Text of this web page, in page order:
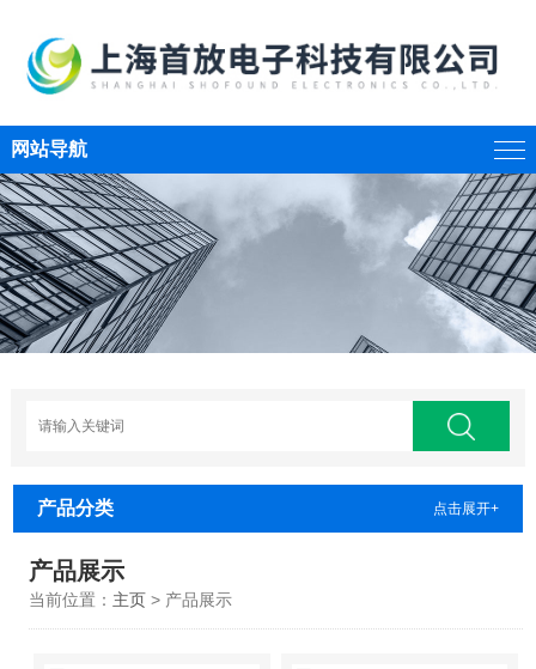
网站导航
产品分类 点击展开+
产品展示
当前位置： 主页> 产品展示